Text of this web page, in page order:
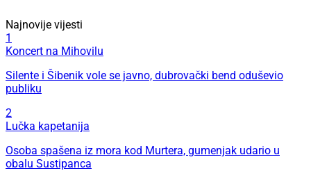
Najnovije vijesti
1
Koncert na Mihovilu
Silente i Šibenik vole se javno, dubrovački bend oduševio
publiku
2
Lučka kapetanija
Osoba spašena iz mora kod Murtera, gumenjak udario u
obalu Sustipanca